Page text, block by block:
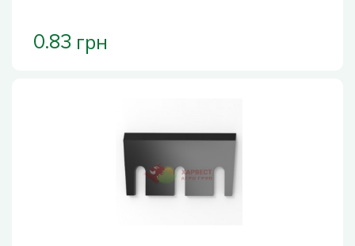
0.83 грн